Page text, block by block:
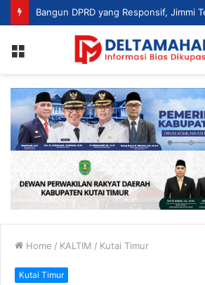
Home / KALTIM / Kutai Timur
Kutai Timur